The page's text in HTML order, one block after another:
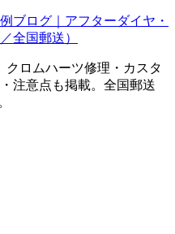
ブログ｜アフターダイヤ・
全国郵送）
クロムハーツ修理・カスタ
注意点も掲載。全国郵送